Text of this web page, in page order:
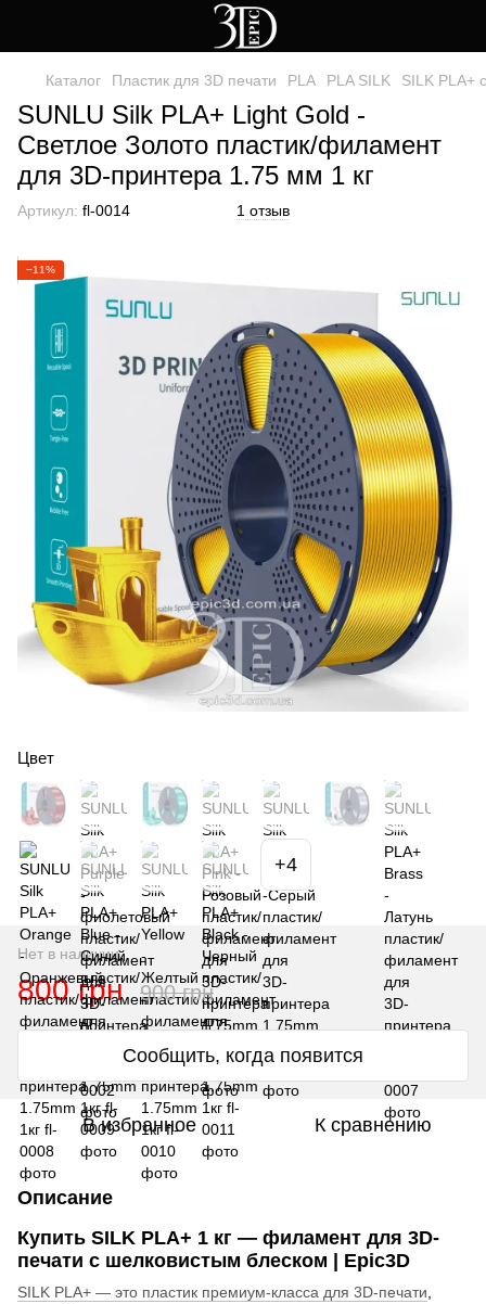
Каталог Пластик для 3D печати PLA PLA SILK SILK PLA+
SUNLU Silk PLA+ Light Gold -
Светлое Золото пластик/филамент
для 3D-принтера 1.75 мм 1 кг
Артикул: fl-0014 1 отзыв
−11%
Цвет
+4
Нет в наличии
800 грн 900 грн
Сообщить, когда появится
В избранное К сравнению
Описание
Купить SILK PLA+ 1 кг — филамент для 3D-
печати с шелковистым блеском | Epic3D
SILK PLA+ — это пластик премиум-класса для 3D-печати,